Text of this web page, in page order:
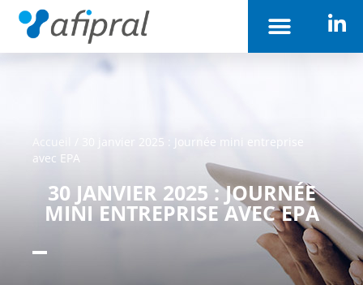
30 janvier 2025 : Journée mini entreprise
avec EPA
30 JANVIER 2025 : JOURNÉE
MINI ENTREPRISE AVEC EPA